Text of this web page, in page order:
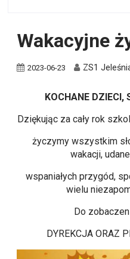
Wakacyjne
2023-06-23 ZS1
KOCHANE DZIECI,
Dziękując za cały rok
życzymy wszystkim
wakacji,
wspaniałych przygód,
wielu
Do
DYREKCJA ORAZ